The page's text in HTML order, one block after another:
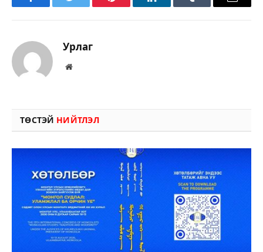
FacebookTwitter Pinterest LinkedInTumblr Имэйл
Урлаг
Вэбсайт
ТӨСТЭЙ НИЙТЛЭЛ